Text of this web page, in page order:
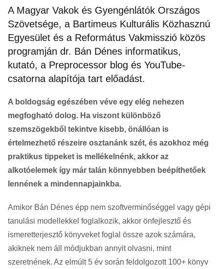
A Magyar Vakok és Gyengénlátók Országos
Szövetsége, a Bartimeus Kulturális Közhasznú
Egyesület és a Református Vakmisszió közös
programján dr. Bán Dénes informatikus,
kutató, a Preprocessor blog és YouTube-
csatorna alapítója tart előadást.
A boldogság egészében véve egy elég nehezen
megfogható dolog. Ha viszont különböző
szemszögekből tekintve kisebb, önállóan is
értelmezhető részeire osztanánk szét, és azokhoz még
praktikus tippeket is mellékelnénk, akkor az
alkotóelemek így már talán könnyebben beépíthetőek
lennének a mindennapjainkba.
Amikor Bán Dénes épp nem szoftverminőséggel vagy gépi
tanulási modellekkel foglalkozik, akkor önfejlesztő és
ismeretterjesztő könyveket foglal össze azok számára,
akiknek nem áll módjukban annyit olvasni, mint
szeretnének. Az elmúlt 5 év során feldolgozott 100+ könyv